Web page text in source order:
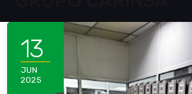
13
JUN
2025